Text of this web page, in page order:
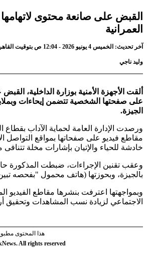
القبض على صانعة محتوى
العمرانية
آخر تحديث: الخميس 4 يونيو 2026 - 12:04 ص بتوقيت القاهرة
وليد ناجي
ألقت الأجهزة الأمنية بوزارة الداخلية،
على صفحتها الشخصية تتضمن إيحاءات
الجيزة.
ورصدت الإدارة العامة لحماية الآداب
مقاطع فيديو على صفحاتها بمواقع التواصل
خادشة للحياء والإتيان بإشارات مخلة تتنافى
وعقب تقنين الإجراءات، ضبطت المذكورة
بالجيزة، وبحوزتها (هاتف محمول "بفحصه
وبمواجهتها اعترفت بنشرها مقاطع الفيديو
الاجتماعي لزيادة نسب المشاهدات وتحقيق
هذا المحتوى
All rights reserved